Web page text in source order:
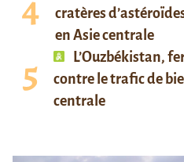
cratères
en Asie centrale
L’Ouzbékistan,
contre le trafic de
centrale